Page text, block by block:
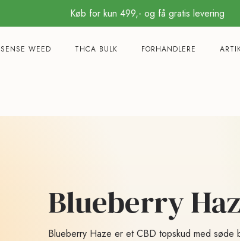
Køb for kun 499,- og få gratis levering
SENSE WEED THCA BULK FORHANDLERE
Blueberry
Blueberry Haze er et CBD topskud med